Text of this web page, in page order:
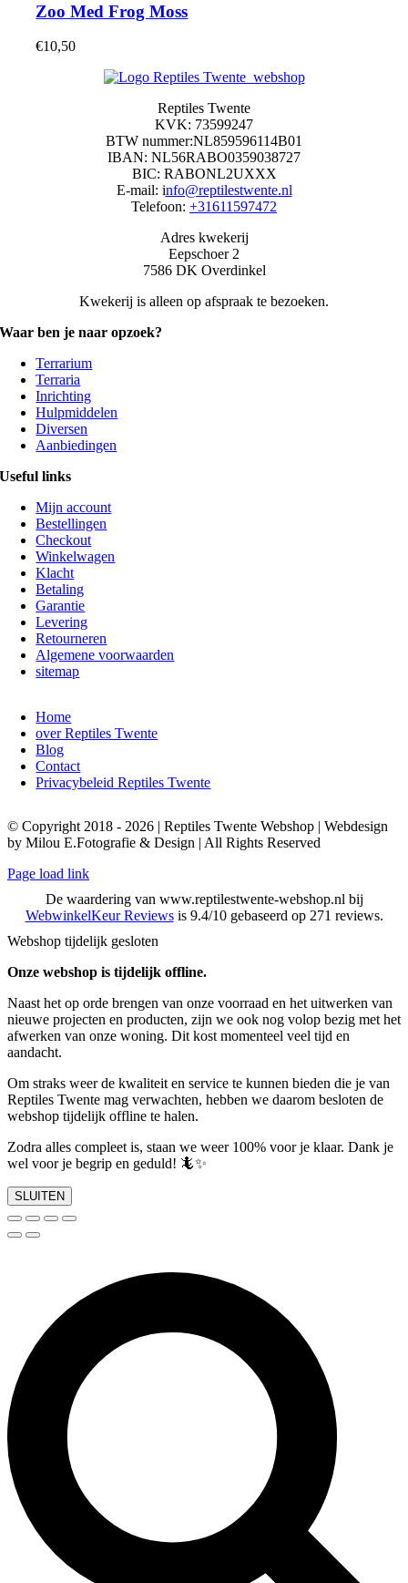
Zoo Med Frog Moss
€10,50
Reptiles Twente
KVK: 73599247
BTW nummer:NL859596114B01
IBAN: NL56RABO0359038727
BIC: RABONL2UXXX
E-mail: info@reptilestwente.nl
Telefoon: +31611597472
Adres kwekerij
Eepschoer 2
7586 DK Overdinkel
Kwekerij is alleen op afspraak te bezoeken.
Waar ben je naar opzoek?
Terrarium
Terraria
Inrichting
Hulpmiddelen
Diversen
Aanbiedingen
Useful links
Mijn account
Bestellingen
Checkout
Winkelwagen
Klacht
Betaling
Garantie
Levering
Retourneren
Algemene voorwaarden
sitemap
Home
over Reptiles Twente
Blog
Contact
Privacybeleid Reptiles Twente
© Copyright 2018 - 2026 | Reptiles Twente Webshop | Webdesign
by Milou E.Fotografie & Design | All Rights Reserved
Page load link
De waardering van www.reptilestwente-webshop.nl bij
WebwinkelKeur Reviewsis 9.4/10 gebaseerd op 271 reviews.
Webshop tijdelijk gesloten
Onze webshop is tijdelijk offline.
Naast het op orde brengen van onze voorraad en het uitwerken van
nieuwe projecten en producten, zijn we ook nog volop bezig met het
afwerken van onze woning. Dit kost momenteel veel tijd en
aandacht.
Om straks weer de kwaliteit en service te kunnen bieden die je van
Reptiles Twente mag verwachten, hebben we daarom besloten de
webshop tijdelijk offline te halen.
Zodra alles compleet is, staan we weer 100% voor je klaar. Dank je
wel voor je begrip en geduld! 🦎✨
SLUITEN